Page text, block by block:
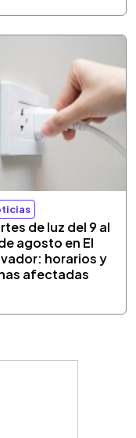
de luz del 9 al
agosto en El
horarios y
afectadas